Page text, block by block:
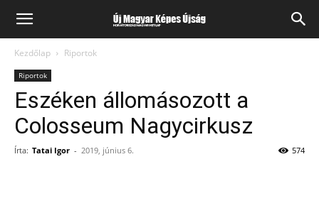
Kezdőlap Riportok
Riportok
Eszéken állomásozott a
Colosseum Nagycirkusz
Írta: Tatai Igor - 2019, június 6. 574